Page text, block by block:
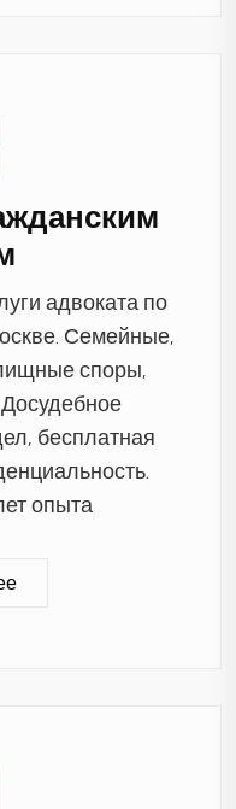
адвоката по
Семейные,
споры,
бесплатная
опыта